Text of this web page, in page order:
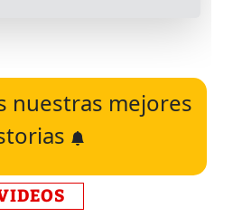
nuestras mejores